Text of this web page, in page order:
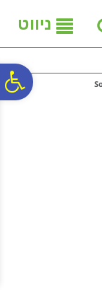
ניווט